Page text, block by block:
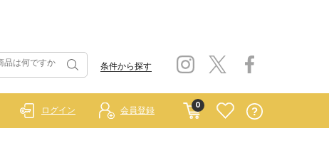
条件から探す
0
ログイン 会員登録